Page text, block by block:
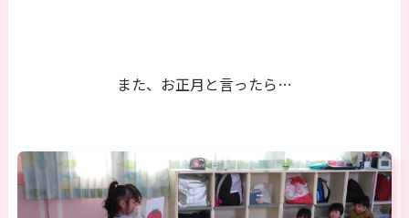
また、お正月と言ったら…